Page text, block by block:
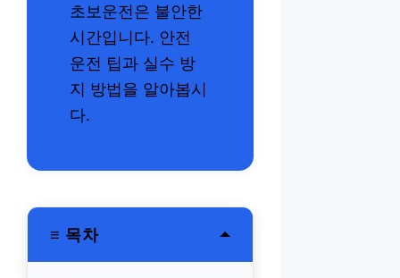
초보운전은 불안한
시간입니다. 안전
운전 팁과 실수 방
지 방법을 알아봅시
다.
≡ 목차